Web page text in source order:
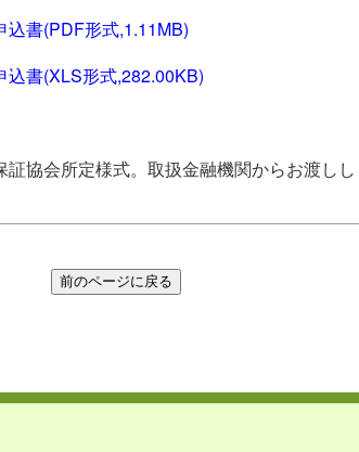
込書(PDF形式,1.11MB)
込書(XLS形式,282.00KB)
協会所定様式。取扱金融機関からお渡し